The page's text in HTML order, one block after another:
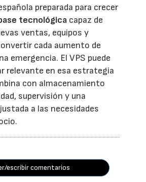
preparada para crecer
tecnológica capaz de
ventas, equipos y
cada aumento de
emergencia. El VPS puede
relevante en esa estrategia
con almacenamiento
supervisión y una
a las necesidades
escribir comentarios